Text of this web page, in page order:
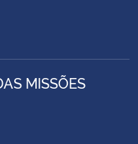
MISSÕES